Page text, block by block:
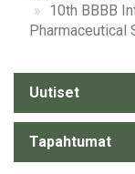
10th BBBB
Pharmaceutical
-
Uutiset
Tapahtumat